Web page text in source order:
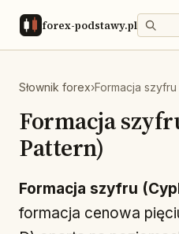
forex-podstawy.pl
Słownik forex›Formacja
Formacja
Pattern)
Formacja szyfru
formacja cenowa